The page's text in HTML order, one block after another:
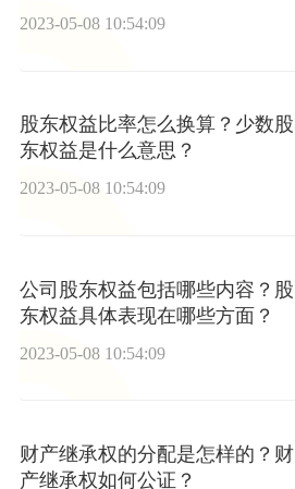
些？
2023-05-08 10:54:09
股东权益比率怎么换算？少数股
东权益是什么意思？
2023-05-08 10:54:09
公司股东权益包括哪些内容？股
东权益具体表现在哪些方面？
2023-05-08 10:54:09
财产继承权的分配是怎样的？财
产继承权如何公证？